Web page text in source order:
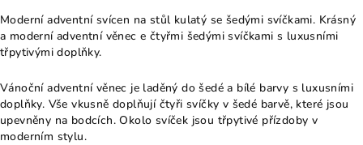
Moderní adventní svícen na stůl kulatý se šedými svíčkami. Krásný
a moderní adventní věnec e čtyřmi šedými svíčkami s luxusními
třpytivými doplňky.
Vánoční adventní věnec je laděný do šedé a bílé barvy s luxusními
doplňky. Vše vkusně doplňují čtyři svíčky v šedé barvě, které jsou
upevněny na bodcích. Okolo svíček jsou třpytivé přízdoby v
moderním stylu.